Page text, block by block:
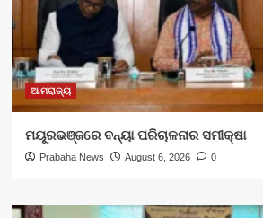
ଆମରାଜ୍ୟ
ମୟୂରଭଞ୍ଜରେ ବନ୍ୟା ପରିଚାଳନାର ସମୀକ୍ଷା
Prabaha News August 6, 2026 0